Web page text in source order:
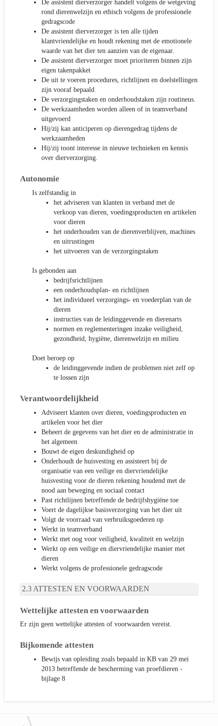
De assistent dierverzorger handelt volgens de wetgeving
rond dierenwelzijn en ethisch volgens de professionele
gedragscode
De assistent dierverzorger is ten alle tijden
klantvriendelijke en houdt rekening met de emotionele
waarde van het dier ten aanzien van de eigenaar.
De assistent dierverzorger moet prioriteren binnen zijn
eigen takenpakket
De uit te voeren procedures, richtlijnen en doelstellingen
zijn vooraf bepaald
De verzorgingstaken en onderhoudstaken zijn routineus.
De werkzaamheden worden alleen of in teamverband
uitgevoerd
Hij/zij kan anticiperen op dierengedrag tijdens de
werkzaamheden
Hij/zij toont interesse in nieuwe technieken en kennis
over dierverzorging.
Autonomie
Is zelfstandig in
het adviseren van klanten in verband met de
verkoop van dieren, voedingsproducten en artikelen
voor dieren
het onderhouden van de dierenverblijven, machines
en uitrustingen
het uitvoeren van de verzorgingstaken
Is gebonden aan
bedrijfsrichtlijnen
een onderhoudsplan- en richtlijnen
het individueel verzorgings- en voederplan van de
dieren
instructies van de leidinggevende en dierenarts
normen en reglementeringen inzake veiligheid,
gezondheid, hygiëne, dierenwelzijn en milieu
Doet beroep op
de leidinggevende indien de problemen niet zelf op
te lossen zijn
Verantwoordelijkheid
Adviseert klanten over dieren, voedingsproducten en
artikelen voor het dier
Beheert de gegevens van het dier en de administratie in
het algemeen
Bouwt de eigen deskundigheid op
Onderhoudt de huisvesting en assisteert bij de
organisatie van een veilige en diervriendelijke
huisvesting voor de dieren rekening houdend met de
nood aan beweging en sociaal contact
Past richtlijnen betreffende de bedrijfshygiëne toe
Voert de dagelijkse basisverzorging van het dier uit
Volgt de voorraad van verbruiksgoederen op
Werkt in teamverband
Werkt met oog voor veiligheid, kwaliteit en welzijn
Werkt op een veilige en diervriendelijke manier met
dieren
Werkt volgens de professionele gedragscode
ATTESTEN EN VOORWAARDEN
Wettelijke attesten en voorwaarden
Er zijn geen wettelijke attesten of voorwaarden vereist.
Bijkomende attesten
Bewijs van opleiding zoals bepaald in KB van 29 mei
2013 betreffende de bescherming van proefdieren -
bijlage 8